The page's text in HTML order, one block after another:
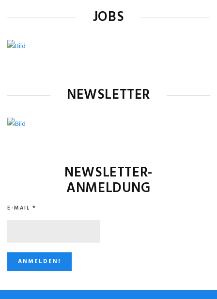
JOBS
NEWSLETTER
NEWSLETTER-
ANMELDUNG
E-MAIL *